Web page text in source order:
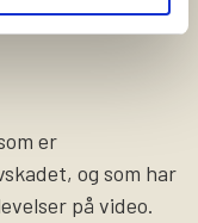
er
og som har
på video.